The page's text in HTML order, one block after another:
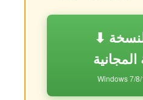
⬇ تحميل النسخة
المجانية
Windows 7/